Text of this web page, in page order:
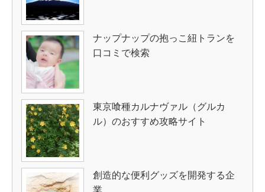
ナップナップの抱っこ紐トランを
口コミで検索
東京喰種カルナヴァル（グルカ
ル）のおすすめ攻略サイト
創造的な便利グッズを開発する企
業